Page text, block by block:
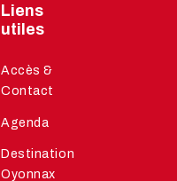
Liens
utiles
Accès &
Contact
Agenda
Destination
Oyonnax